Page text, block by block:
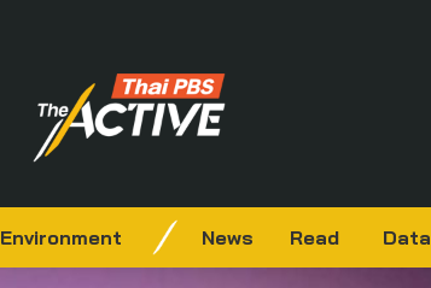
Environment News Read Data